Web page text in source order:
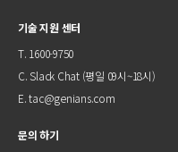
기술 지원 센터
T. 1600-9750
C. Slack Chat(평일 09시~18시)
E.tac@genians.com
문의 하기